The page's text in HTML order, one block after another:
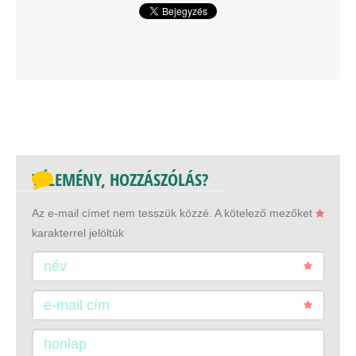
VÉLEMÉNY, HOZZÁSZÓLÁS?
Az e-mail címet nem tesszük közzé. A kötelező mezőket
karakterrel jelöltük
név
e-mail cím
honlap